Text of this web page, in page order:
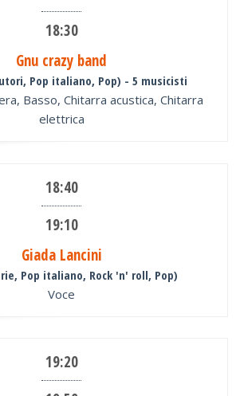
18:30
Gnu crazy band
Pop italiano, Pop) - 5 musicisti
Basso, Chitarra acustica, Chitarra
elettrica
18:40
19:10
Giada Lancini
Pop italiano, Rock 'n' roll, Pop)
Voce
19:20